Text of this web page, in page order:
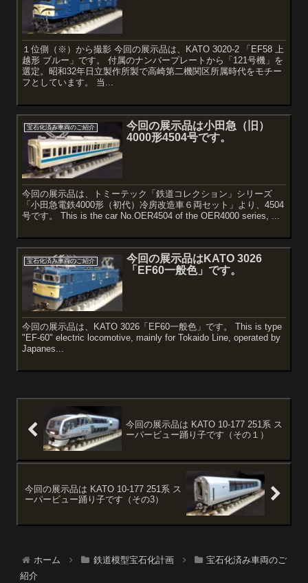
１位側（※）から撮影 今回の展示品は、KATO 3020-2 「EF58 上
越形 ブルー」です。 付属のナンバープレートから「121号機」を
選定。昭和32年日立製作所製で高崎第二機関区所属時代をモチー
フとしています。 当...
宝石化済み車両のご紹介
今回の展示品は小田急（旧）
4000形4504号です。
今回の展示品は、トミーテック「鉄道コレクション」シリーズ
「小田急電鉄4000形（初代）冷房改造車６両セット」より、4504
号です。 This is the car No.OER4504 of the OER4000 series, ...
宝石化済み車両のご紹介
今回の展示品はKATO 3026
「EF60一般色」です。
今回の展示品は、KATO 3026「EF60一般色」です。 This is type
"EF-60" electric locomotive, mainly for Tokaido Line, operated by
Japanes...
今回の展示品は KATO 10-177 251系 ス
ーパービュー踊り子です（その１）
今回の展示品は KATO 10-177 251系 ス
ーパービュー踊り子です（その3）
ホーム 鉄道模型宝石化計画
宝石化済み車両のご
紹介